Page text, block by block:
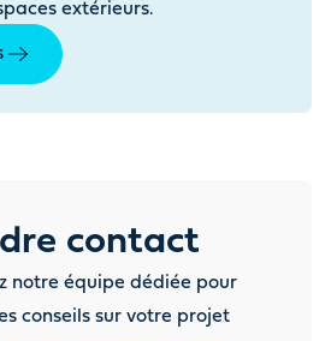
extérieurs.
contact
notre équipe dédiée pour
conseils sur votre projet